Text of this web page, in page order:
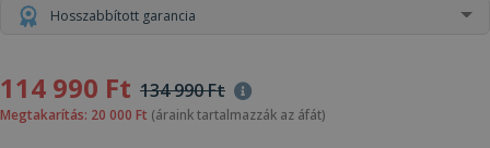
Hosszabbított garancia
114 990 Ft 134 990 Ft
Megtakarítás: 20 000 Ft (áraink tartalmazzák az áfát)